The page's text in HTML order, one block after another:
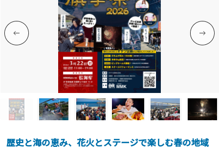
歴史と海の恵み、花火とステージで楽しむ春の地域